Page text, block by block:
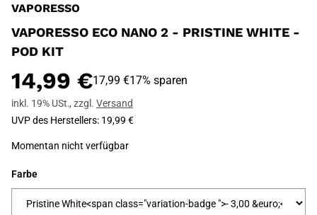
VAPORESSO
VAPORESSO ECO NANO 2 - PRISTINE WHITE -
POD KIT
14,99 €17,99 €17% sparen
inkl. 19% USt., zzgl. Versand
UVP des Herstellers: 19,99 €
Momentan nicht verfügbar
Farbe